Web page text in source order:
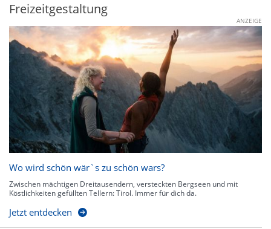
Freizeitgestaltung
ANZEIGE
Wo wird schön wär`s zu schön wars?
Zwischen mächtigen Dreitausendern, versteckten Bergseen und mit
Köstlichkeiten gefüllten Tellern: Tirol. Immer für dich da.
Jetzt entdecken